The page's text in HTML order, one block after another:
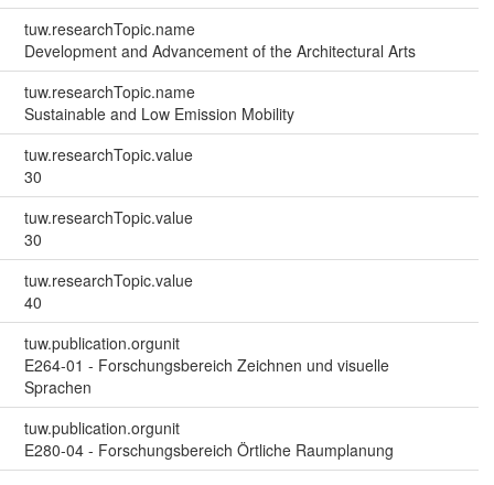
tuw.researchTopic.name
Development and Advancement of the Architectural Arts
tuw.researchTopic.name
Sustainable and Low Emission Mobility
tuw.researchTopic.value
30
tuw.researchTopic.value
30
tuw.researchTopic.value
40
tuw.publication.orgunit
E264-01 - Forschungsbereich Zeichnen und visuelle
Sprachen
tuw.publication.orgunit
E280-04 - Forschungsbereich Örtliche Raumplanung